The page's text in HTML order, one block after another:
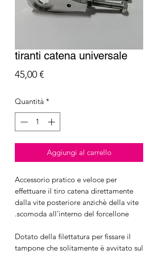
tiranti catena universale
45,00 €Prezzo
Quantità *
Aggiungi al carrello
Accessorio pratico e veloce per
effettuare il tiro catena direttamente
dalla vite posteriore anzichè della vite
scomoda all'interno del forcellone.
Dotato della filettatura per fissare il
tampone che solitamente è avvitato sul